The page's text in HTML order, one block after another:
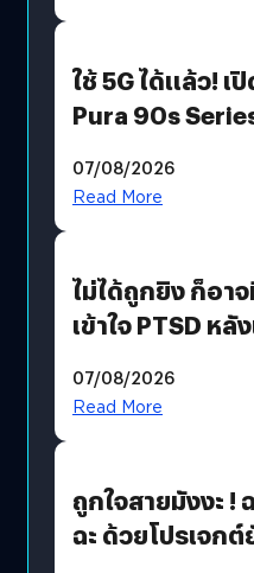
ใช้ 5G ได้แล้ว! เ
Pura 90s
07/08/2026
Read More
ไม่ได้ถูกยิง ก็อา
เข้าใจ PTSD หลั
07/08/2026
Read More
ถูกใจสายมังงะ !
ฉะ ด้วยโปรเจก